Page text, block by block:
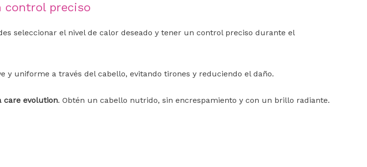
control preciso
seleccionar el nivel de calor deseado y tener un control preciso durante el
y uniforme a través del cabello, evitando tirones y reduciendo el daño.
care evolution. Obtén un cabello nutrido, sin encrespamiento y con un brillo radiante.